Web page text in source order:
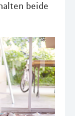
beide